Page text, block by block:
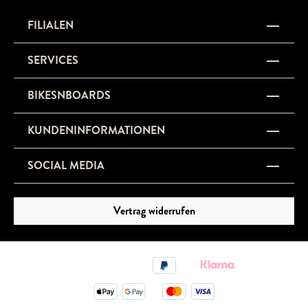
FILIALEN
SERVICES
BIKESNBOARDS
KUNDENINFORMATIONEN
SOCIAL MEDIA
Vertrag widerrufen